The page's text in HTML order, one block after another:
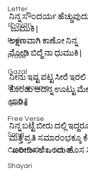
Letter
shayari
Poem
Prose
Gazal
Short poems
Quote
Free Verse
Song
Creative Non-fiction
Shayari
ನಿನ್ನ ಸೌಂದರ್ಯ
ಜುಮುಕಿ |
ಲಕ್ಷಣವಾಗಿ ಕಾಣೋ ನಿನ್ನ
ನೋಡಿ ಬಿದ್ದೆ ನಾ ಧುಮುಕಿ |
ನೀನು ಇಷ್ಟ ಪಟ್ಟ ಸೀರೆ ಇರಲಿ
ಕೊಂಡು ಅದನ್ನ ಊಟ್ಟು
ಬಾರಿ ||
ನಿನ್ನ ಬಟ್ಟೆ ಬೀರು ದಲ್ಲಿ
ಮತ್ತೆ ಪ್ರತಿ ಸಮಾರಂಭಕ್ಕೂ
“ಖರೀದಿಸಲೆ ಒಂದು ಹೊಸ